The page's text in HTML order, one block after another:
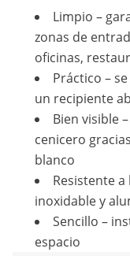
Limpio –
zonas de
oficinas,
Práctico –
un recipiente
Bien visible
cenicero
blanco
Resistente
inoxidable y
Sencillo –
espacio